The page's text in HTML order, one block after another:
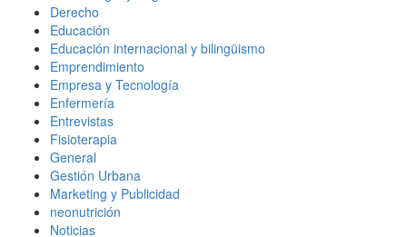
Derecho
Educación
Educación internacional y bilingüismo
Emprendimiento
Empresa y Tecnología
Enfermería
Entrevistas
Fisioterapia
General
Gestión Urbana
Marketing y Publicidad
neonutrición
Noticias